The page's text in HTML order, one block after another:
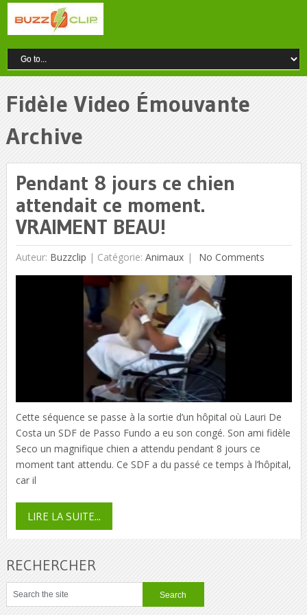
Fidèle Video Émouvante
Archive
Pendant 8 jours ce chien
attendait ce moment.
VRAIMENT BEAU!
Auteur: Buzzclip | Catégorie: Animaux No Comments
Cette séquence se passe à la sortie d’un hôpital où Lauri De
Costa un SDF de Passo Fundo a eu son congé. Son ami fidèle
Seco un magnifique chien a attendu pendant 8 jours ce
moment tant attendu. Ce SDF a du passé ce temps à l’hôpital,
car il
LIRE LA SUITE...
RECHERCHER